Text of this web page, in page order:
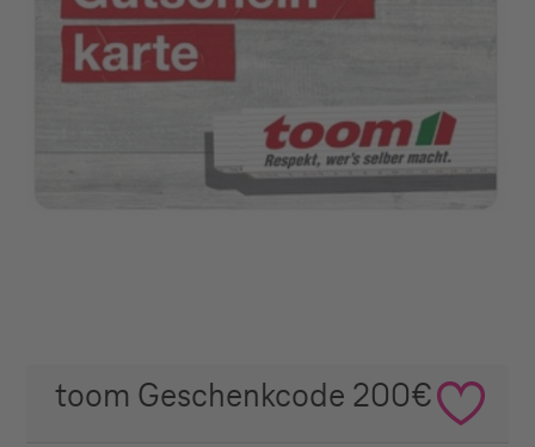
toom Geschenkcode 200€